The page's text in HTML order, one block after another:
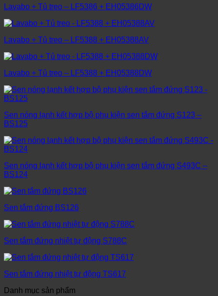
Lavabo + Tủ treo – LF5386 + EH05386DW
Lavabo + Tủ treo – LF5388 + EH05388AV
Lavabo + Tủ treo – LF5388 + EH05388DW
Sen nóng lạnh kết hợp bộ phụ kiện sen tắm đứng S123 –
BS125
Sen nóng lạnh kết hợp bộ phụ kiện sen tắm đứng S493C –
BS124
Sen tắm đứng BS126
Sen tắm đứng nhiệt tự động S788C
Sen tắm đứng nhiệt tự động TS617
Danh mục sản phẩm